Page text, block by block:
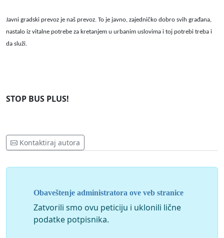
Javni gradski prevoz je naš prevoz. To je javno, zajedničko dobro svih građana,
nastalo iz vitalne potrebe za kretanjem u urbanim uslovima i toj potrebi treba i
da služi.
STOP BUS PLUS!
Kontaktiraj autora
Obaveštenje administratora ove veb stranice
Zatvorili smo ovu peticiju i uklonili lične
podatke potpisnika.